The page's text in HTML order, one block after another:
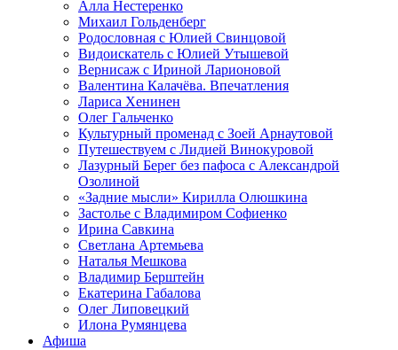
Алла Нестеренко
Михаил Гольденберг
Родословная с Юлией Свинцовой
Видоискатель с Юлией Утышевой
Вернисаж с Ириной Ларионовой
Валентина Калачёва. Впечатления
Лариса Хенинен
Олег Гальченко
Культурный променад с Зоей Арнаутовой
Путешествуем с Лидией Винокуровой
Лазурный Берег без пафоса с Александрой
Озолиной
«Задние мысли» Кирилла Олюшкина
Застолье с Владимиром Софиенко
Ирина Савкина
Светлана Артемьева
Наталья Мешкова
Владимир Берштейн
Екатерина Габалова
Олег Липовецкий
Илона Румянцева
Афиша